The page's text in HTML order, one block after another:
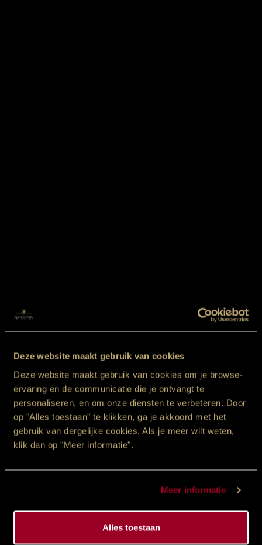
Deze website maakt gebruik van cookies
Deze website maakt gebruik van cookies om je browse-
ervaring en de communicatie die je ontvangt te
personaliseren, en om onze diensten te verbeteren. Door
op "Alles toestaan" te klikken, ga je akkoord met het
gebruik van dergelijke cookies. Als je meer wilt weten,
klik dan op "Meer informatie".
Meer informatie
Alles toestaan
EenHuis
gewijd
Rust
Vier generaties handgemaakte
donsdekens.